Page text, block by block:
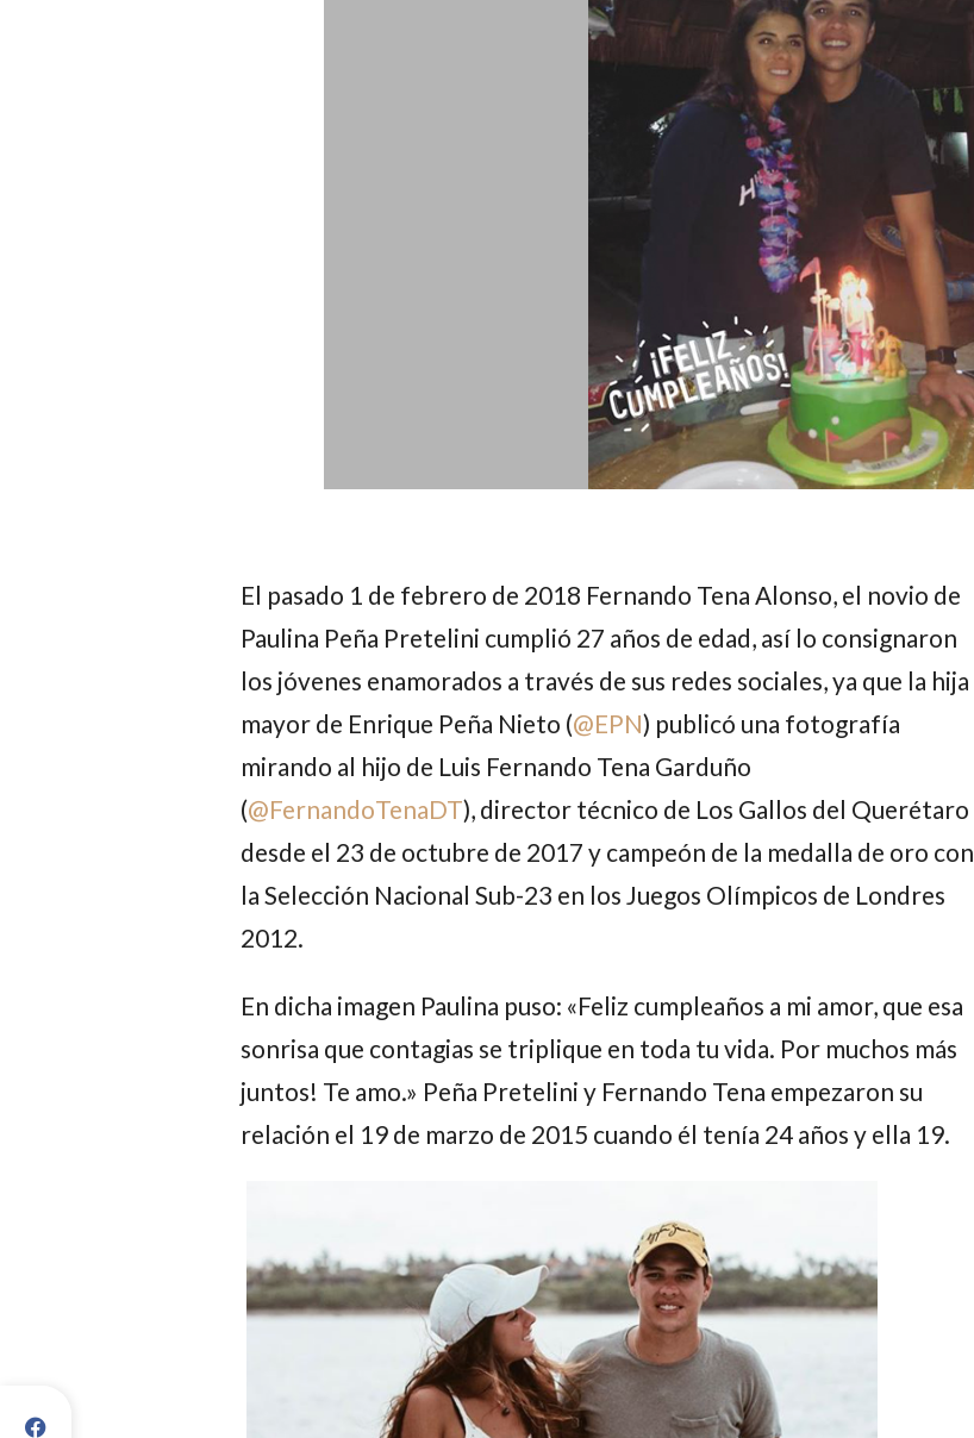
El pasado 1 de febrero de 2018 Fernando Tena Alonso, el novio de
Paulina Peña Pretelini cumplió 27 años de edad, así lo consignaron
los jóvenes enamorados a través de sus redes sociales, ya que la hija
mayor de Enrique Peña Nieto (@EPN) publicó una fotografía
mirando al hijo de Luis Fernando Tena Garduño
(@FernandoTenaDT), director técnico de Los Gallos del Querétaro
desde el 23 de octubre de 2017 y campeón de la medalla de oro con
la Selección Nacional Sub-23 en los Juegos Olímpicos de Londres
2012.
En dicha imagen Paulina puso: «Feliz cumpleaños a mi amor, que esa
sonrisa que contagias se triplique en toda tu vida. Por muchos más
juntos! Te amo.» Peña Pretelini y Fernando Tena empezaron su
relación el 19 de marzo de 2015 cuando él tenía 24 años y ella 19.